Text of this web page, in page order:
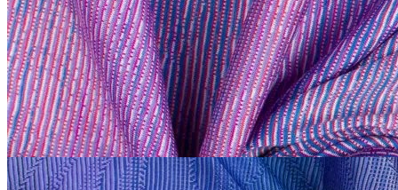
В наличии 19 м
хлопок 100%
140 смкомбинированный
2 200₽
за м
Купить
Etro